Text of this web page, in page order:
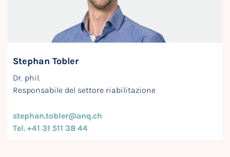
Stephan Tobler
Dr. phil.
Responsabile del settore riabilitazione
stephan.tobler@anq.ch
Tel. +41 31 511 38 44